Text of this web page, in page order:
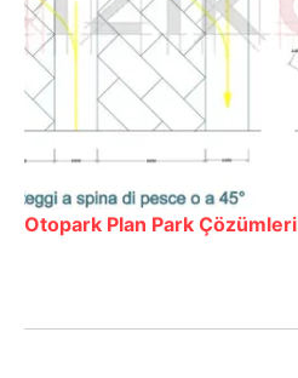
Otopark Plan Park Çözümleri